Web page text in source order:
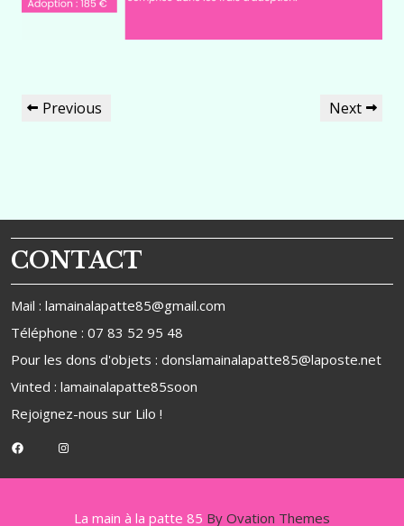
de
Previous
Previous
Next
Next
CONTACT
Mail : lamainalapatte85@gmail.com
Téléphone : 07 83 52 95 48
Pour les dons d'objets : donslamainalapatte85@laposte.net
Vinted : lamainalapatte85soon
Rejoignez-nous sur Lilo !
FacebookInstagram
La main à la patte 85 By Ovation Themes